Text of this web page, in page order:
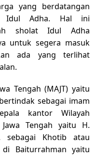
yang berdatangan
Idul Adha. Hal ini
sholat Idul Adha
untuk segera masuk
ada yang terlihat
Tengah (MAJT) yaitu
sebagai imam
kantor Wilayah
Tengah yaitu H.
sebagai Khotib atau
Baiturrahman yaitu